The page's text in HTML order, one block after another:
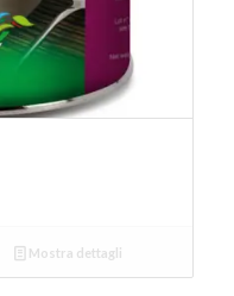
Mostra dettagli